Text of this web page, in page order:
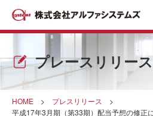
プレースリリース
HOME > プレスリリース
>
平成17年3月期（第33期）配当予想の修正